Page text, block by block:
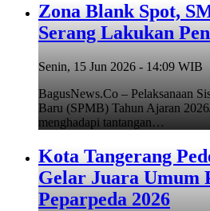
Zona Blank Spot,
Serang Lakukan
Senin, 15 Jun 2026 - 14:09 WIB
BagusNews.Co – Pelaksanaan
Baru (SPMB) Tahun Ajaran
menghadapi tantangan…
Kota Tangerang
Gelar Juara Umum
Peparpeda 2026